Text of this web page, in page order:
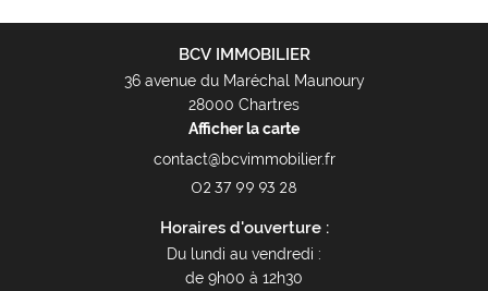
BCV IMMOBILIER
36 avenue du Maréchal Maunoury
28000 Chartres
Afficher la carte
02 37 99 93 28
Horaires d'ouverture :
Du lundi au vendredi :
de 9h00 à 12h30